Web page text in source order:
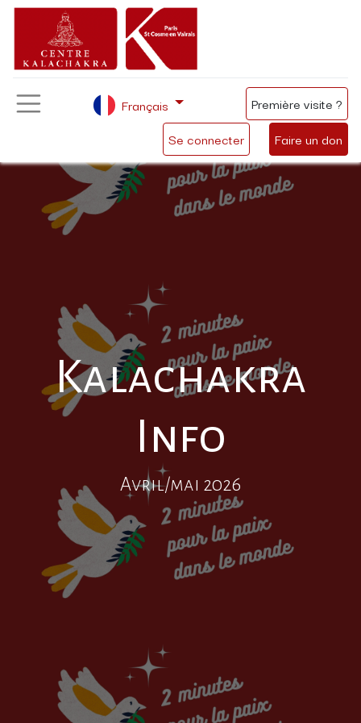
Se connecter Faire un don
Français Première visite ?
Kalachakra
Info
Avril/mai 2026